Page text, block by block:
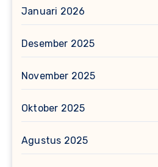
Januari 2026
Desember 2025
November 2025
Oktober 2025
Agustus 2025